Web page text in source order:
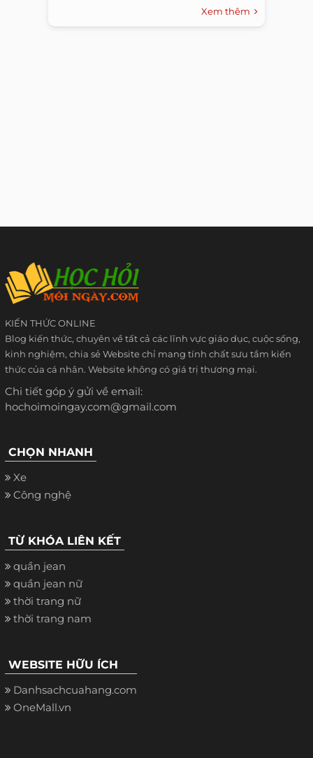
Xem thêm
KIẾN THỨC ONLINE
Blog kiến thức, chuyên về tất cả các lĩnh vực giáo dục, cuộc sống,
kinh nghiệm, chia sẻ Website chỉ mang tính chất sưu tầm kiến
thức của cá nhân. Website không có giá trị thương mại.
Chi tiết góp ý gửi về email:
hochoimoingay.com@gmail.com
CHỌN NHANH
Xe
Công nghệ
TỪ KHÓA LIÊN KẾT
quần jean
quần jean nữ
thời trang nữ
thời trang nam
WEBSITE HỮU ÍCH
Danhsachcuahang.com
OneMall.vn